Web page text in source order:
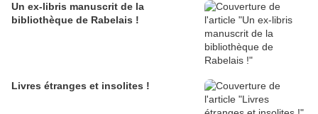
Un ex-libris manuscrit de la
bibliothèque de Rabelais !
Livres étranges et insolites !